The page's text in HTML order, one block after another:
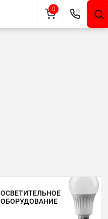
ОСВЕТИТЕЛЬНОЕ
ОБОРУДОВАНИЕ
0